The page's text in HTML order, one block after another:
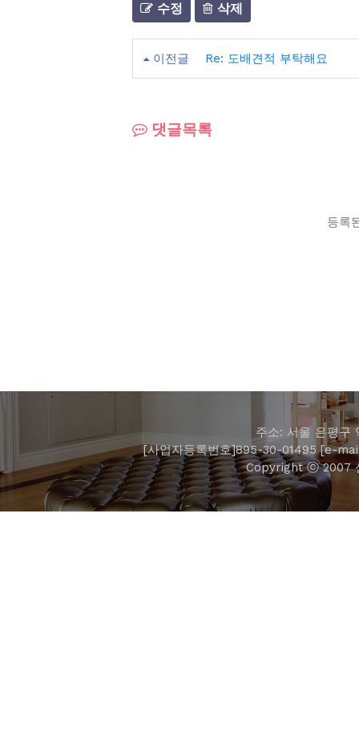
수정 삭제
이전글 Re: 도배견적 부탁해요
댓글목록
등록
주소: 서울 은평구
[사업자등록번호]895-30-01495 [e-
Copyright ⓒ 2007